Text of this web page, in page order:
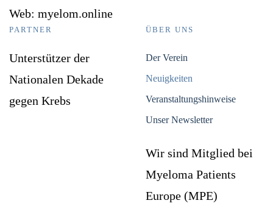
Web: myelom.online
PARTNER
Unterstützer der
Nationalen Dekade
gegen Krebs
ÜBER UNS
Der Verein
Neuigkeiten
Veranstaltungshinweise
Unser Newsletter
Wir sind Mitglied bei
Myeloma Patients
Europe (MPE)